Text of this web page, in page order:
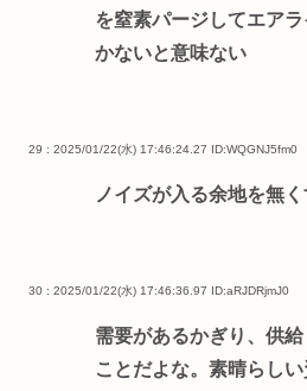
を窒素パージしてエア
かないと意味ない
29 : 2025/01/22(水) 17:46:24.27 ID:WQGNJ5fm0
ノイズが入る余地を無
30 : 2025/01/22(水) 17:46:36.97 ID:aRJDRjmJ0
需要があるかぎり、供
ことだよな。素晴らしい